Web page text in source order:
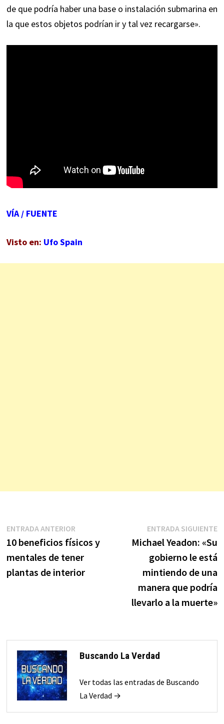
de que podría haber una base o instalación submarina en
la que estos objetos podrían ir y tal vez recargarse».
VÍA/ FUENTE
Visto en: Ufo Spain
Navegación
de
entradas
ENTRADA ANTERIOREntrada
anterior:
10 beneficios físicos y
mentales de tener
plantas de interior
ENTRADA SIGUIENTE
Michael Yeadon: «Su
gobierno le está
mintiendo de una
manera que podría
llevarlo a la muerte»
Buscando La Verdad
Ver todas las entradas de Buscando
La Verdad →